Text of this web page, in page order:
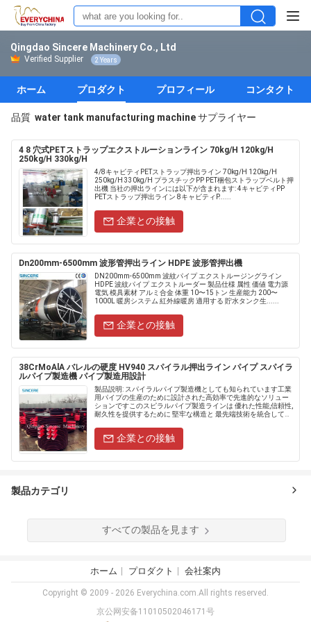
Qingdao Sincere Machinery Co., Ltd
Verified Supplier 2 Years
ホーム プロダクト プロフィール コンタクト
品質 water tank manufacturing machineサプライヤー
4 8 穴式PETストラップエクストルーションライン 70kg/H 120kg/H
250kg/H 330kg/H
4/8キャビティPETストラップ押出ライン 70kg/H 120kg/H
250kg/H 330kg/H プラスチックPP PET梱包ストラップベルト押
出機 当社の押出ラインには以下が含まれます: 4キャビティPP
PETストラップ押出ライン 8キャビティP......
企業との接触
Dn200mm-6500mm 波形管押出ライン HDPE 波形管押出機
DN200mm-6500mm 波紋パイプ エクストルージングライン
HDPE 波紋パイプ エクストルーダー 製品仕様 属性 価値 電力源
電気 模具素材 アルミ合金 体重 10〜15トン 生産能力 200〜
1000L 暖房システム 紅外線暖房 適用する 貯水タンク生......
企業との接触
38CrMoAlA バレルの硬度 HV940 スパイラル押出ライン パイプ スパイラ
ルパイプ製造機 パイプ製造用設計
製品説明: スパイラルパイプ製造機としても知られています工業
用パイプの生産のために設計された高効率で先進的なソリュー
ションですこのスピラルパイプ製造ラインは 優れた性能,信頼性,
耐久性を提供するために 堅牢な構造と 最先端技術を統合してい
っ.....
企業との接触
製品カテゴリ
すべての製品を見ます
ホーム プロダクト 会社案内
Copyright © 2009 - 2026 Everychina.com.All rights reserved.
京公网安备11010502046171号